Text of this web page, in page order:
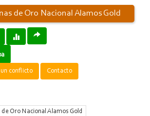
de Oro Nacional Alamos Gold
conflicto Contacto
de Oro Nacional Alamos Gold